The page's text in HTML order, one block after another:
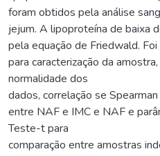
foram obtidos pela análise
jejum. A lipoproteína de baixa
pela equação de Friedwald.
para caracterização da
normalidade dos
dados, correlação se
entre NAF e IMC e NAF e
Teste-t para
comparação entre amostras